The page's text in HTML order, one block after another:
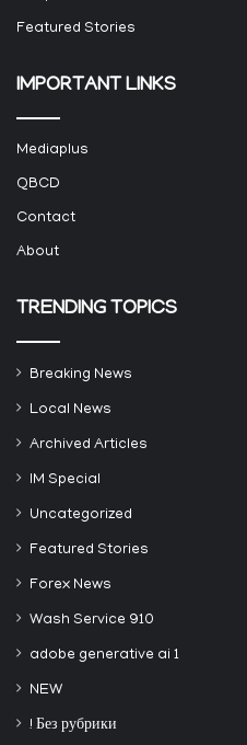
Featured Stories
IMPORTANT LINKS
Mediaplus
QBCD
Contact
About
TRENDING TOPICS
Breaking News
Local News
Archived Articles
IM Special
Uncategorized
Featured Stories
Forex News
Wash Service 910
adobe generative ai 1
NEW
! Без рубрики